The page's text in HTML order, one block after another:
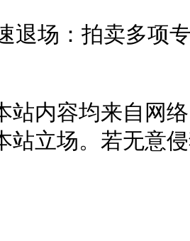
站内容均来自网
站立场。若无意